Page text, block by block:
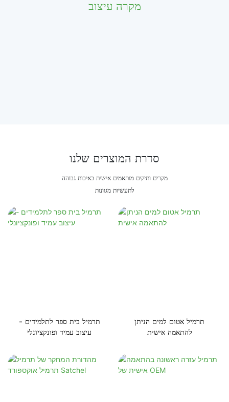
מקרה עיצוב
סדרת המוצרים שלנו
מקרים ותיקים מותאמים אישית באיכות גבוהה
לתעשיות מגוונות
תרמיל בית ספר לתלמידים -
עיצוב עמיד ופונקציונלי
תרמיל אטום למים הניתן
להתאמה אישית